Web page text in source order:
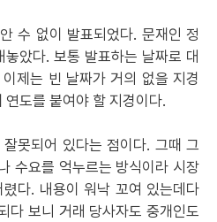
수 없이 발표되었다. 문재인 정
았다. 보통 발표하는 날짜로 대
제는 빈 날짜가 거의 없을 지경
도를 붙여야 할 지경이다.
못되어 있다는 점이다. 그때 그
수요를 억누르는 방식이라 시장
다. 내용이 워낙 꼬여 있는데다
다 보니 거래 당사자도 중개인도